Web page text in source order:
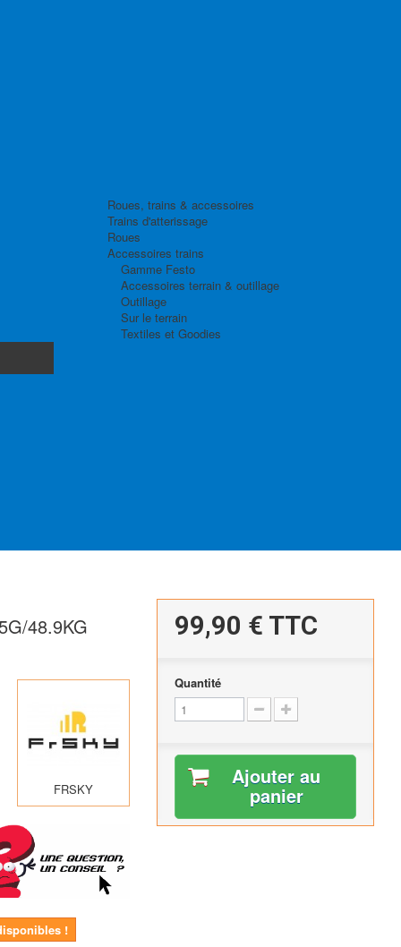
Roues, trains & accessoires
Trains d'atterissage
Roues
Accessoires trains
Gamme Festo
Accessoires terrain & outillage
Outillage
Sur le terrain
Textiles et Goodies
48.9KG
FRSKY
!
99,90 € TTC
Quantité
Ajouter au
panier